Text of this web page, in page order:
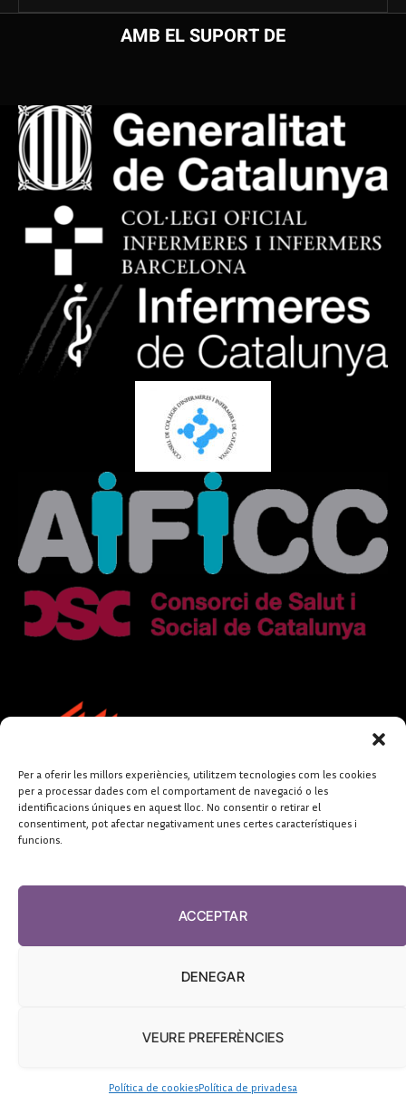
Per a oferir les millors experiències, utilitzem tecnologies com les cookies
per a processar dades com el comportament de navegació o les
identificacions úniques en aquest lloc. No consentir o retirar el
consentiment, pot afectar negativament unes certes característiques i
funcions.
ACCEPTAR
DENEGAR
VEURE PREFERÈNCIES
Política de cookiesPolítica de privadesa
AMB EL SUPORT DE
FUNDACIÓ